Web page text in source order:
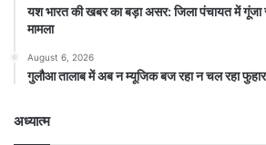
यश भारत की खबर का बड़ा असर: जिला पंचायत में गूंजा
मामला
August 6, 2026
गुलौआ तालाब में अब न म्यूजिक बज रहा न चल रहा
अध्यात्म